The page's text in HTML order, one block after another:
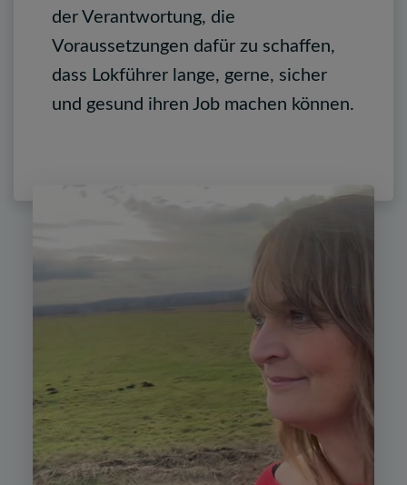
der Verantwortung, die
Voraussetzungen dafür zu schaffen,
dass Lokführer lange, gerne, sicher
und gesund ihren Job machen können.